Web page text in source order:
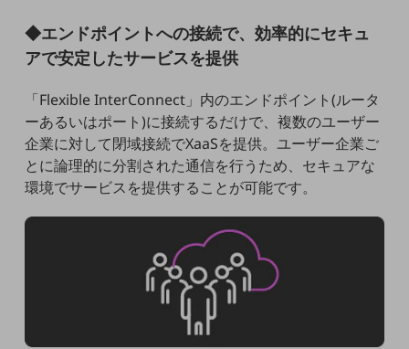
マーケティング
業務効率化
災害対策
職場環境整備
地域共創・地方創生
セキュリティ対策
遠隔監視
◆エンドポイントへの接続で、効率的にセキュ
アで安定したサービスを提供
「Flexible InterConnect」内のエンドポイント(ルータ
ーあるいはポート)に接続するだけで、複数のユーザー
企業に対して閉域接続でXaaSを提供。ユーザー企業ご
とに論理的に分割された通信を行うため、セキュアな
環境でサービスを提供することが可能です。